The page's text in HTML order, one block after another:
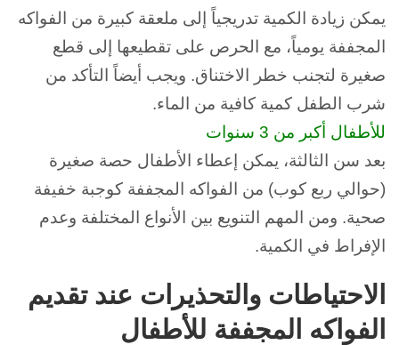
يمكن زيادة الكمية تدريجياً إلى ملعقة كبيرة من الفواكه
المجففة يومياً، مع الحرص على تقطيعها إلى قطع
صغيرة لتجنب خطر الاختناق. ويجب أيضاً التأكد من
شرب الطفل كمية كافية من الماء.
للأطفال أكبر من 3 سنوات
بعد سن الثالثة، يمكن إعطاء الأطفال حصة صغيرة
(حوالي ربع كوب) من الفواكه المجففة كوجبة خفيفة
صحية. ومن المهم التنويع بين الأنواع المختلفة وعدم
الإفراط في الكمية.
الاحتياطات والتحذيرات عند تقديم
الفواكه المجففة للأطفال